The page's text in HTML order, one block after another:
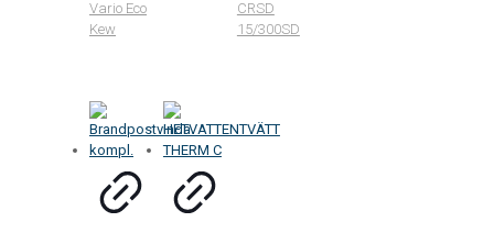
Vario Eco
Kew
CRSD
15/300SD